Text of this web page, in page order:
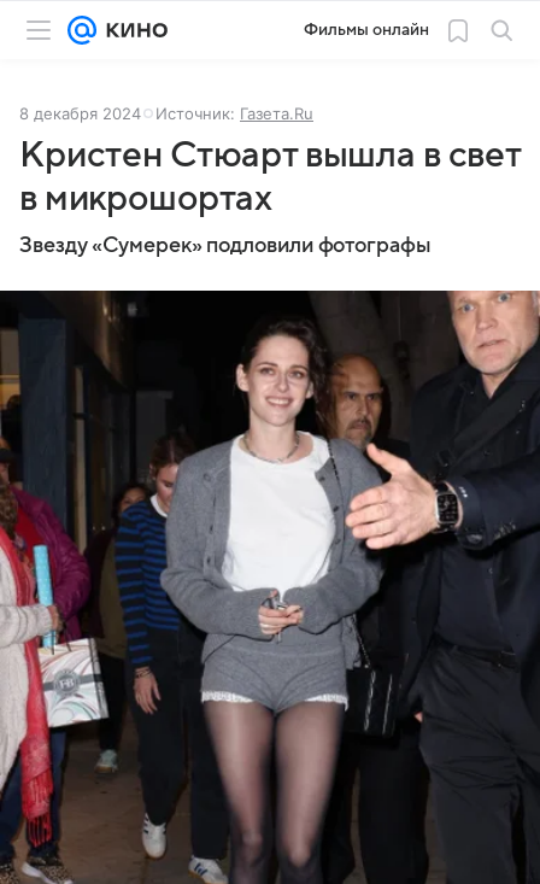
Фильмы онлайн
8 декабря 2024 Источник: Газета.Ru
Кристен Стюарт вышла в свет
в микрошортах
Звезду «Сумерек» подловили фотографы